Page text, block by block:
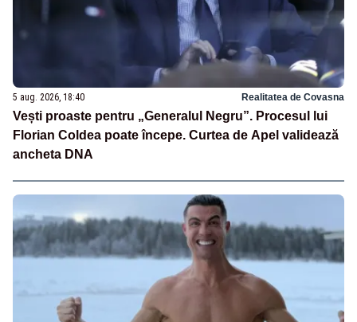
5 aug. 2026, 18:40 Realitatea de Covasna
Vești proaste pentru „Generalul Negru”. Procesul lui
Florian Coldea poate începe. Curtea de Apel validează
ancheta DNA